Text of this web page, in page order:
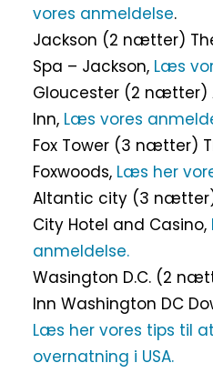
vores anmeldelse.
Jackson (2 nætter)
Spa – Jackson, Læs
Gloucester (2 nætter)
Inn, Læs vores
Fox Tower (3 nætter)
Foxwoods, Læs her
Altantic city (3
City Hotel and Casino,
anmeldelse.
Wasington D.C. (2
Inn Washington DC
Læs her vores tips til
overnatning i USA.